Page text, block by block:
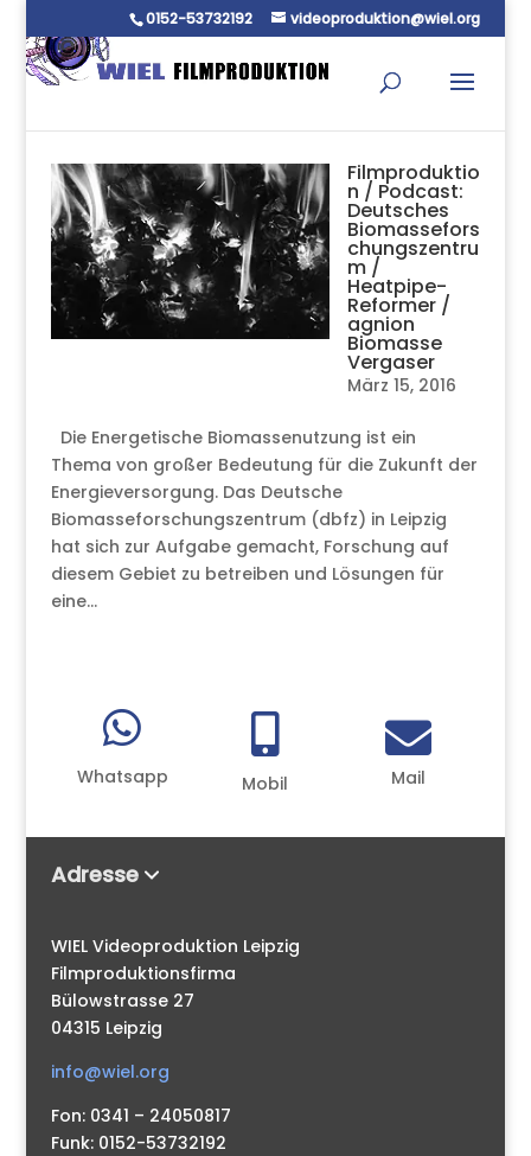
0152-53732192 videoproduktion@wiel.org
Filmproduktio
n / Podcast:
Deutsches
Biomassefors
chungszentru
m /
Heatpipe-
Reformer /
agnion
Biomasse
Vergaser
März 15, 2016
Die Energetische Biomassenutzung ist ein
Thema von großer Bedeutung für die Zukunft der
Energieversorgung. Das Deutsche
Biomasseforschungszentrum (dbfz) in Leipzig
hat sich zur Aufgabe gemacht, Forschung auf
diesem Gebiet zu betreiben und Lösungen für
eine...

Whatsapp

Mobil

Mail
Adresse
WIEL Videoproduktion Leipzig
Filmproduktionsfirma
Bülowstrasse 27
04315 Leipzig
info@wiel.org
Fon: 0341 – 24050817
Funk: 0152-53732192